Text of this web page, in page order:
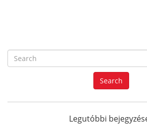
e
a
r
f
Search
Legutóbbi